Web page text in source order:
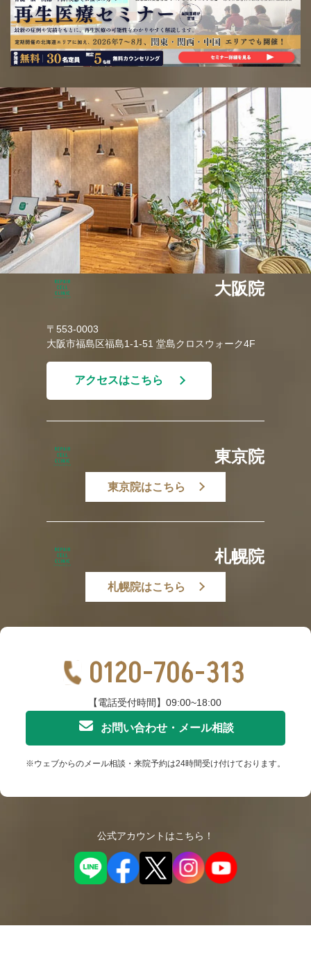
大阪院
〒553-0003
大阪市福島区福島1-1-51 堂島クロスウォーク4F
アクセスはこちら
東京院
東京院はこちら
札幌院
札幌院はこちら
0120-706-313
【電話受付時間】09:00~18:00
お問い合わせ・メール相談
※ウェブからのメール相談・来院予約は24時間受け付けております。
公式アカウントはこちら！